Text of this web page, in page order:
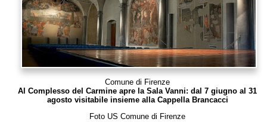
Comune di Firenze
Al Complesso del Carmine apre la Sala Vanni: dal 7 giugno al 31
agosto visitabile insieme alla Cappella Brancacci
Foto US Comune di Firenze